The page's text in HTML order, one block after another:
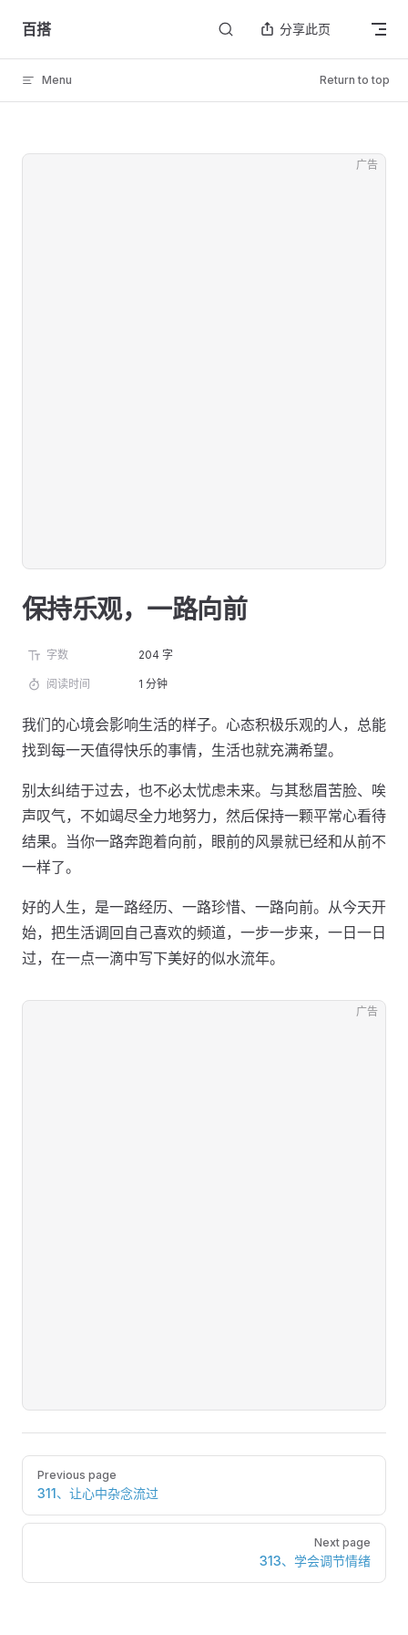
Skip to content
百搭 分享此页
Menu Return to top
广告
保持乐观，一路向前
字数 204 字
阅读时间 1 分钟
我们的心境会影响生活的样子。心态积极乐观的人，总能
找到每一天值得快乐的事情，生活也就充满希望。
别太纠结于过去，也不必太忧虑未来。与其愁眉苦脸、唉
声叹气，不如竭尽全力地努力，然后保持一颗平常心看待
结果。当你一路奔跑着向前，眼前的风景就已经和从前不
一样了。
好的人生，是一路经历、一路珍惜、一路向前。从今天开
始，把生活调回自己喜欢的频道，一步一步来，一日一日
过，在一点一滴中写下美好的似水流年。
广告
Pager
Previous page
311、让心中杂念流过
Next page
313、学会调节情绪